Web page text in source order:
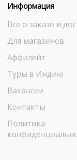
Информация
Все о заказе и
Для магазинов
Аффилейт
Туры в Индию
Вакансии
Контакты
Политика